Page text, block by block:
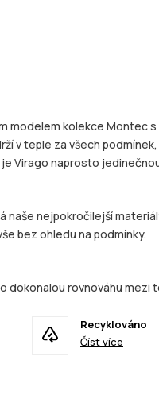
modelem kolekce Montec
v teple za všech
Virago naprosto
naše nejpokročilejší
bez ohledu na podmínky.
dokonalou rovnováhu mezi
Recyklováno
Číst více